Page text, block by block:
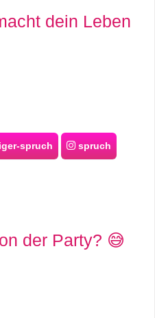
dein Leben
spruch spruch
der Party? 😅